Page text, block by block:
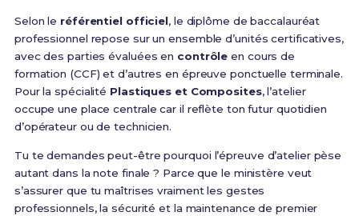
Selon le référentiel officiel, le diplôme de baccalauréat
professionnel repose sur un ensemble d’unités certificatives,
avec des parties évaluées en contrôle en cours de
formation (CCF) et d’autres en épreuve ponctuelle terminale.
Pour la spécialité Plastiques et Composites, l’atelier
occupe une place centrale car il reflète ton futur quotidien
d’opérateur ou de technicien.
Tu te demandes peut-être pourquoi l’épreuve d’atelier pèse
autant dans la note finale ? Parce que le ministère veut
s’assurer que tu maîtrises vraiment les gestes
professionnels, la sécurité et la maintenance de premier